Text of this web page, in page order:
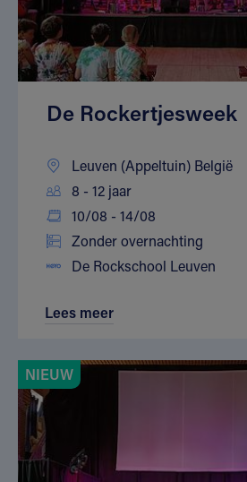
De Rockertjesweek
Leuven (Appeltuin) België
8 - 12 jaar
10/08 - 14/08
Zonder overnachting
De Rockschool Leuven
Lees meer
NIEUW